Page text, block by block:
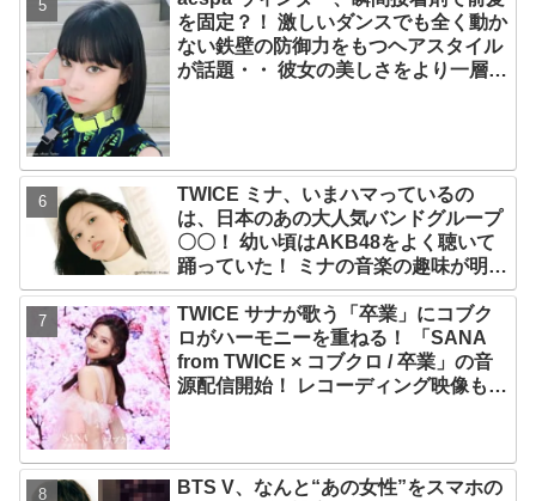
を固定？！ 激しいダンスでも全く動か
ない鉄壁の防御力をもつヘアスタイル
が話題・・ 彼女の美しさをより一層引
TWICE ミナ、いまハマっているの
は、日本のあの大人気バンドグループ
〇〇！ 幼い頃はAKB48をよく聴いて
踊っていた！ ミナの音楽の趣味が明ら
かに
TWICE サナが歌う「卒業」にコブク
ロがハーモニーを重ねる！ 「SANA
from TWICE × コブクロ / 卒業」の音
源配信開始！ レコーディング映像も公
BTS V、なんと“あの女性”をスマホの